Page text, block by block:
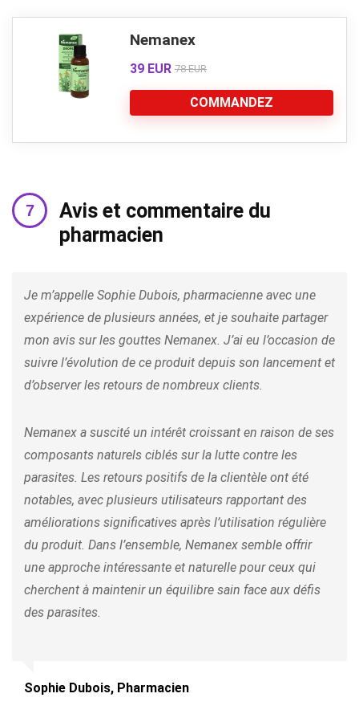
Nemanex
39 EUR 78 EUR
COMMANDEZ
Avis et commentaire du
pharmacien
Je m’appelle Sophie Dubois, pharmacienne avec une
expérience de plusieurs années, et je souhaite partager
mon avis sur les gouttes Nemanex. J’ai eu l’occasion de
suivre l’évolution de ce produit depuis son lancement et
d’observer les retours de nombreux clients.
Nemanex a suscité un intérêt croissant en raison de ses
composants naturels ciblés sur la lutte contre les
parasites. Les retours positifs de la clientèle ont été
notables, avec plusieurs utilisateurs rapportant des
améliorations significatives après l’utilisation régulière
du produit. Dans l’ensemble, Nemanex semble offrir
une approche intéressante et naturelle pour ceux qui
cherchent à maintenir un équilibre sain face aux défis
des parasites.
Sophie Dubois, Pharmacien